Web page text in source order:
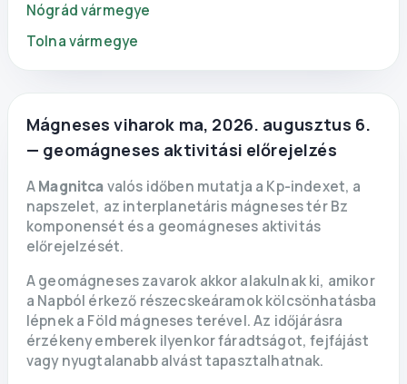
Nógrád vármegye
Tolna vármegye
Mágneses viharok ma, 2026. augusztus 6.
— geomágneses aktivitási előrejelzés
AMagnitcavalós időben mutatja a Kp-indexet, a
napszelet, az interplanetáris mágneses tér Bz
komponensét és a geomágneses aktivitás
előrejelzését.
A geomágneses zavarok akkor alakulnak ki, amikor
a Napból érkező részecskeáramok kölcsönhatásba
lépnek a Föld mágneses terével. Az időjárásra
érzékeny emberek ilyenkor fáradtságot, fejfájást
vagy nyugtalanabb alvást tapasztalhatnak.